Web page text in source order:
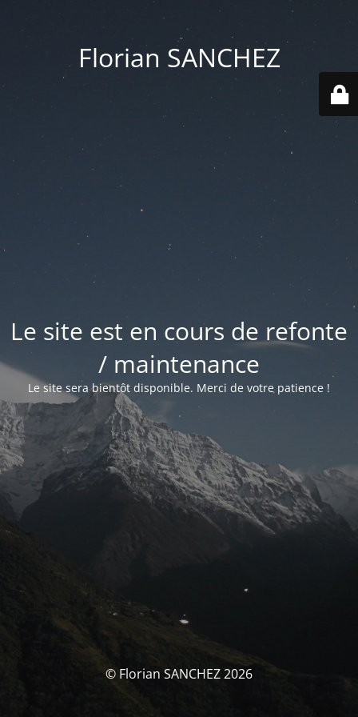
Florian SANCHEZ
Le site est en cours de refonte
/ maintenance
Le site sera bientôt disponible. Merci de votre patience !
© Florian SANCHEZ 2026